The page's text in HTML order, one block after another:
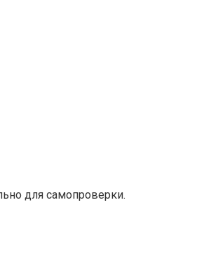
для самопроверки.